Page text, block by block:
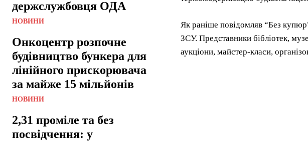
держслужбовця ОДА
НОВИНИ
Онкоцентр розпочне
будівництво бункера для
лінійного прискорювача
за майже 15 мільйонів
НОВИНИ
2,31 проміле та без
посвідчення: у
Як раніше повідомляв “Без
ЗСУ. Представники бібліотек,
аукціони, майстер-класи,